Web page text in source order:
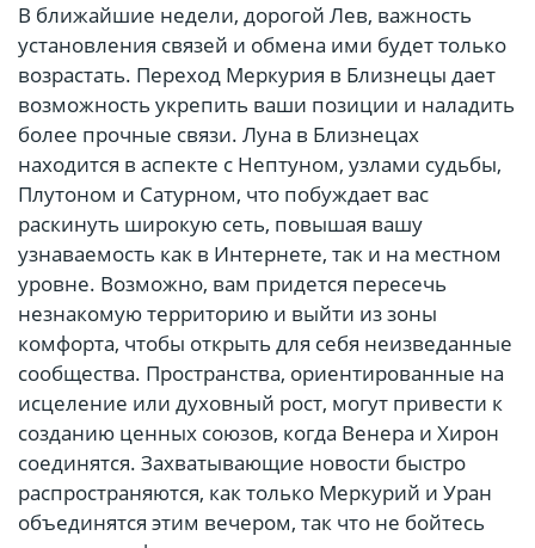
В ближайшие недели, дорогой Лев, важность
установления связей и обмена ими будет только
возрастать. Переход Меркурия в Близнецы дает
возможность укрепить ваши позиции и наладить
более прочные связи. Луна в Близнецах
находится в аспекте с Нептуном, узлами судьбы,
Плутоном и Сатурном, что побуждает вас
раскинуть широкую сеть, повышая вашу
узнаваемость как в Интернете, так и на местном
уровне. Возможно, вам придется пересечь
незнакомую территорию и выйти из зоны
комфорта, чтобы открыть для себя неизведанные
сообщества. Пространства, ориентированные на
исцеление или духовный рост, могут привести к
созданию ценных союзов, когда Венера и Хирон
соединятся. Захватывающие новости быстро
распространяются, как только Меркурий и Уран
объединятся этим вечером, так что не бойтесь